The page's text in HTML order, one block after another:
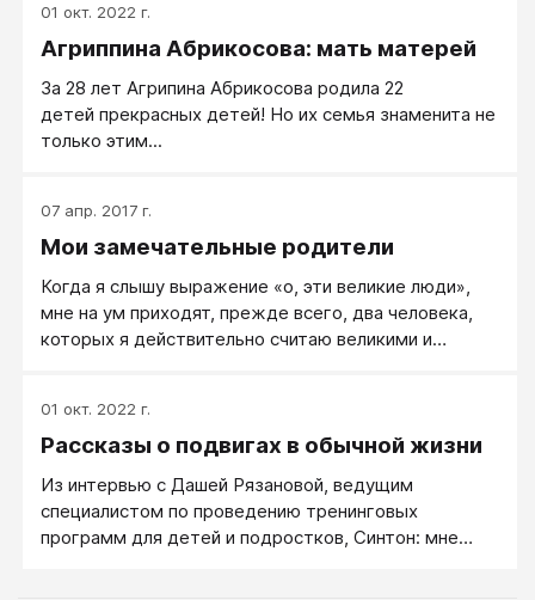
расходах». Этот президент, который широко
известен в свое стране под прозвищем Эль Пепе,
прямоты и справедливости, что, согласимся, -
редкое качество для политика любого толка.
01 окт. 2022 г.
Агриппина Абрикосова: мать матерей
За 28 лет Агрипина Абрикосова родила 22
детей прекрасных детей! Но их семья знаменита не
только этим...
07 апр. 2017 г.
Мои замечательные родители
Когда я слышу выражение «о, эти великие люди»,
мне на ум приходят, прежде всего, два человека,
которых я действительно считаю великими и
заботливых, два самых требовательных и
справедливых, два самых мудрых и знающих - два
этот прекрасный мир. Возможно, вы догадались, о
ком эти слова? Эти великие и замечательные люди,
которые навсегда будут моим примером достойной
01 окт. 2022 г.
Рассказы о подвигах в обычной жизни
Из интервью с Дашей Рязановой, ведущим
специалистом по проведению тренинговых
программ для детей и подростков, Синтон: мне